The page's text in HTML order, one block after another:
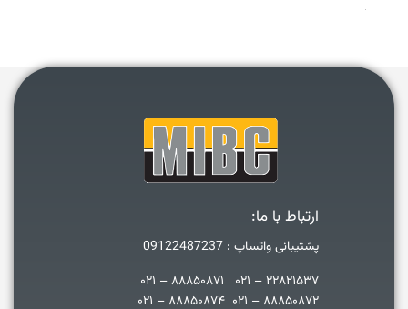
ارتباط با ما:
پشتیبانی واتساپ : 09122487237
۲۲۸۲۱۵۳۷ – ۰۲۱ ۸۸۸۵۰۸۷۱ – ۰۲۱
۸۸۸۵۰۸۷۲ – ۰۲۱ ۸۸۸۵۰۸۷۴ – ۰۲۱